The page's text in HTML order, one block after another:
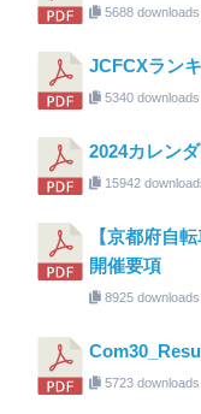
5688
JCFCXラン
5340
2024カレンダ
15942
【京都府自
開催要項
8925
5723